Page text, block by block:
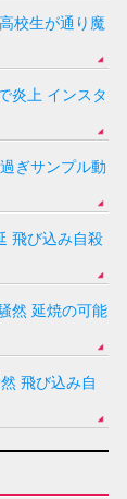
校生が通り魔
炎上 インスタ
ぎサンプル動
飛び込み自殺
然 延焼の可能
飛び込み自